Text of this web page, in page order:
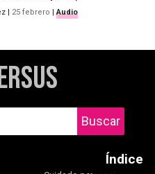
25 febrero |Audio
Índice
Buscar